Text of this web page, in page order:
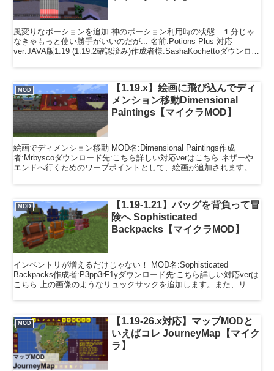
風変りなポーションを追加 神のポーション利用時の状態 １分じゃ
なきゃもっと使い勝手がいいのだが... 名前:Potions Plus 対応
ver:JAVA版1.19 (1.19.2確認済み)作成者様:SashaKochettoダウンロー
MOD
【1.19.x】絵画に飛び込んでディ
メンション移動Dimensional
Paintings【マイクラMOD】
絵画でディメンション移動 MOD名:Dimensional Paintings作成
者:Mrbyscoダウンロード先:こちら詳しい対応verはこちら ネザーや
エンドへ行くためのワープポイントとして、絵画が追加されます。特
MOD
【1.19-1.21】バッグを背負って冒
険へ Sophisticated
Backpacks【マイクラMOD】
インベントリが増えるだけじゃない！ MOD名:Sophisticated
Backpacks作成者:P3pp3rF1yダウンロード先:こちら詳しい対応verは
こちら 上の画像のようなリュックサックを追加します。また、リュ
MOD
【1.19-26.x対応】マップMODと
いえばコレ JourneyMap【マイク
ラ】